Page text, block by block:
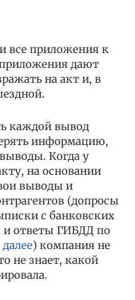
все приложения к
дают
на акт и, в
каждой вывод
информацию,
Когда у
на основании
выводы и
(допросы
с банковских
и ответы ГИБДД по
) компания не
не знает, какой